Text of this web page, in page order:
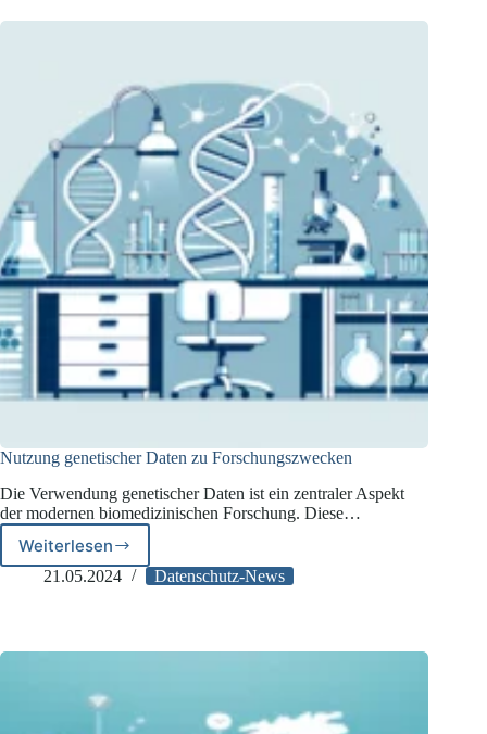
zum
Nutzung genetischer Daten zu Forschungszwecken
Die Verwendung genetischer Daten ist ein zentraler Aspekt
der modernen biomedizinischen Forschung. Diese…
Weiterlesen
Nutzung
genetischer
21.05.2024 Datenschutz-News